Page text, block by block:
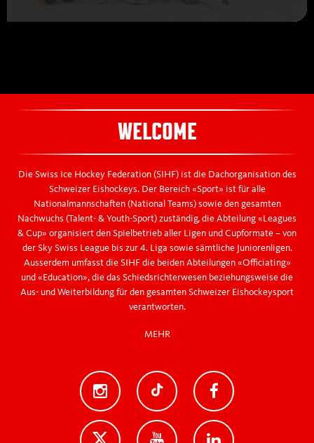
WELCOME
Die Swiss Ice Hockey Federation (SIHF) ist die Dachorganisation des
Schweizer Eishockeys. Der Bereich «Sport» ist für alle
Nationalmannschaften (National Teams) sowie den gesamten
Nachwuchs (Talent- & Youth-Sport) zuständig, die Abteilung «Leagues
& Cup» organisiert den Spielbetrieb aller Ligen und Cupformate – von
der Sky Swiss League bis zur 4. Liga sowie sämtliche Juniorenligen.
Ausserdem umfasst die SIHF die beiden Abteilungen «Officiating»
und «Education», die das Schiedsrichterwesen beziehungsweise die
Aus- und Weiterbildung für den gesamten Schweizer Eishockeysport
verantworten.
MEHR